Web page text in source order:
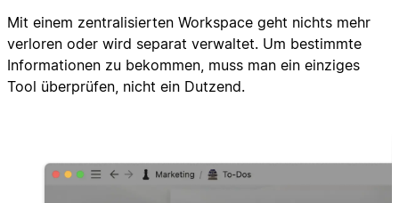
Mit einem zentralisierten Workspace geht nichts mehr
verloren oder wird separat verwaltet. Um bestimmte
Informationen zu bekommen, muss man ein einziges
Tool überprüfen, nicht ein Dutzend.